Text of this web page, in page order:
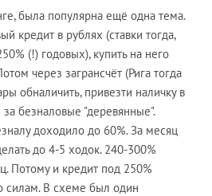
была популярна ещё одна тема.
кредит в рублях (ставки тогда,
(!) годовых), купить на него
через загрансчёт (Рига тогда
обналичить, привезти наличку в
за безналовые "деревянные".
доходило до 60%. За месяц
до 4-5 ходок. 240-300%
Потому и кредит под 250%
силам. В схеме был один